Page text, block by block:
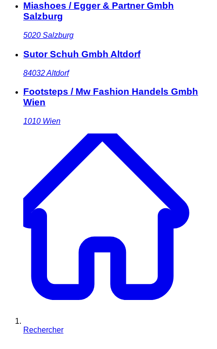
Miashoes / Egger & Partner Gmbh
Salzburg
5020 Salzburg
Sutor Schuh Gmbh Altdorf
84032Altdorf
Footsteps / Mw Fashion Handels Gmbh
Wien
1010 Wien
Rechercher